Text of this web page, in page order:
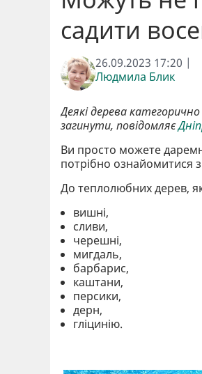
садити
26.09.2023 17:20 |
Людмила Блик
Деякі дерева
загинути, повідомляє
Ви просто можете
потрібно ознайомитися
До теплолюбних дерев,
вишні,
сливи,
черешні,
мигдаль,
барбарис,
каштани,
персики,
дерн,
гліцинію.